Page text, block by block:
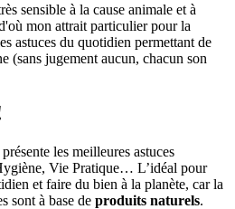
sensible à la cause animale et à
mon attrait particulier pour la
astuces du quotidien permettant de
(sans jugement aucun, chacun son
les meilleures astuces
Vie Pratique… L’idéal pour
et faire du bien à la planète, car la
sont à base de produits naturels.